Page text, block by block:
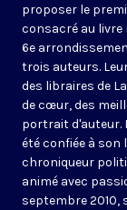
proposer le
consacré au livre
6e
trois auteurs.
des libraires de
de cœur, des
portrait d'auteur.
été confiée à son
chroniqueur
animé avec
septembre 2010,